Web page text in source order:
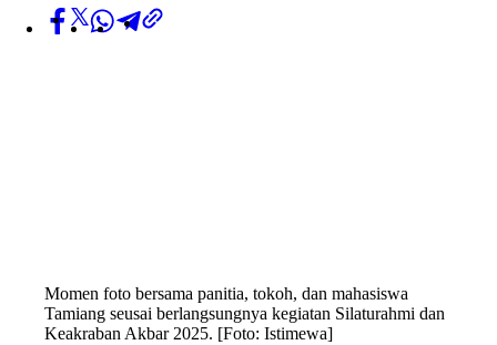
Momen foto bersama panitia, tokoh, dan mahasiswa
Tamiang seusai berlangsungnya kegiatan Silaturahmi dan
Keakraban Akbar 2025. [Foto: Istimewa]